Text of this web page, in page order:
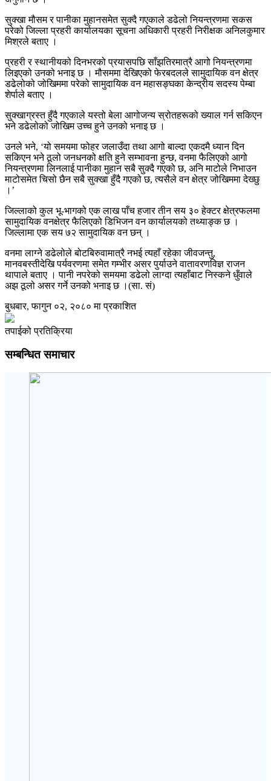
सुक्खा मौसम र पानीका मुहानसमेत सुक्दै गएकाले डढेलो नियन्त्रणमा सकस
परेको जिल्ला प्रहरी कार्यालयका सूचना अधिकारी प्रहरी निरीक्षक अनिलकुमार
मिश्रले बताए ।
प्रहरी र स्थानीयको दिनभरको प्रयासपछि साँझतिरमात्रै आगो नियन्त्रणमा
लिइएको उनको भनाइ छ । मौसममा देखिएको फेरबदलले सामुदायिक वन क्षेत्र
डढेलोको जोखिममा परेको सामुदायिक वन महासङ्घका केन्द्रीय सदस्य पेम्बा
शेर्पाले बताए ।
सुक्खाग्रस्त हुँदै गएकाले यस्तो बेला आगोजन्य स्रोतहरूको ख्याल गर्न सकिएन
भने डढेलोको जोखिम उच्च हुने उनको भनाइ छ ।
उनले भने, ‘यो समयमा फोहर जलाउँदा तथा आगो बाल्दा एकदमै ध्यान दिन
सकिएन भने ठूलो जनधनको क्षति हुने सम्भावना हुन्छ, वनमा फैलिएको आगो
नियन्त्रणमा लिनलाई पानीका मुहान सबै सुक्दै गएको छ, अनि माटोले निभाउन
माटोसमेत चिसो छैन सबै सुक्खा हुँदै गएको छ, त्यसैले वन क्षेत्र जोखिममा देख्छु
।’
जिल्लाको कुल भू-भागको एक लाख पाँच हजार तीन सय ३० हेक्टर क्षेत्रफलमा
सामुदायिक वनक्षेत्र फैलिएको डिभिजन वन कार्यालयको तथ्याङ्क छ ।
जिल्लामा एक सय ७२ सामुदायिक वन छन् ।
वनमा लाग्ने डढेलोले बोटबिरुवामात्रै नभई त्यहाँ रहेका जीवजन्तु,
मानवबस्तीदेखि पर्यवरणमा समेत गम्भीर असर पुर्याउने वातावरणविज्ञ राजन
थापाले बताए । पानी नपरेको समयमा डढेलो लाग्दा त्यहाँबाट निस्कने धुँवाले
अझ ठूलो असर गर्ने उनको भनाइ छ ।(सा. सं)
बुधबार, फागुन ०२, २०८० मा प्रकाशित
तपाईको प्रतिक्रिया
सम्बन्धित समाचार